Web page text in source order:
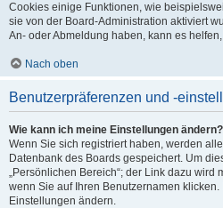
Cookies einige Funktionen, wie
sie von der Board-Administration aktiviert
An- oder Abmeldung haben, kann es
Nach oben
Benutzerpräferenzen und -
Wie kann ich meine Einstellungen ändern?
Wenn Sie sich registriert haben, werden
Datenbank des Boards gespeichert. Um
„Persönlichen Bereich“; der Link dazu wird
wenn Sie auf Ihren Benutzernamen
Einstellungen ändern.